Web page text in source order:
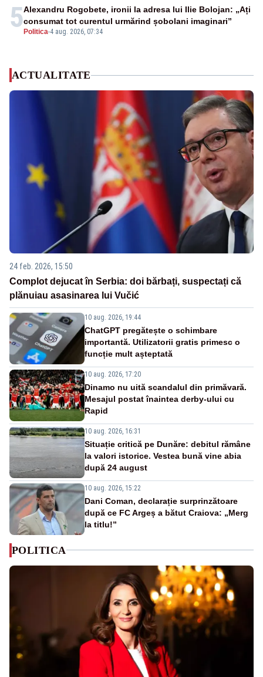
5 Politica-4 aug. 2026, 07:34
Alexandru Rogobete, ironii la adresa lui Ilie Bolojan: „Ați
consumat tot curentul urmărind șobolani imaginari”
ACTUALITATE
24 feb. 2026, 15:50
Complot dejucat în Serbia: doi bărbați, suspectați că
plănuiau asasinarea lui Vučić
10 aug. 2026, 19:44
ChatGPT pregătește o schimbare
importantă. Utilizatorii gratis primesc o
funcție mult așteptată
10 aug. 2026, 17:20
Dinamo nu uită scandalul din primăvară.
Mesajul postat înaintea derby-ului cu
Rapid
10 aug. 2026, 16:31
Situație critică pe Dunăre: debitul rămâne
la valori istorice. Vestea bună vine abia
după 24 august
10 aug. 2026, 15:22
Dani Coman, declarație surprinzătoare
după ce FC Argeș a bătut Craiova: „Merg
la titlu!”
POLITICA